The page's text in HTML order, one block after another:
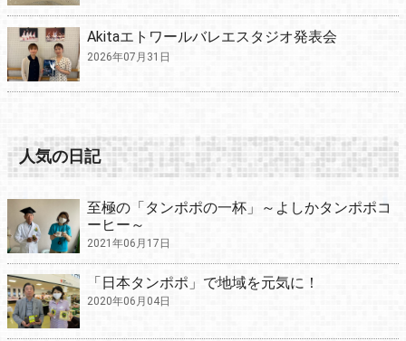
Akitaエトワールバレエスタジオ発表会
2026年07月31日
人気の日記
至極の「タンポポの一杯」～よしかタンポポコ
ーヒー～
2021年06月17日
「日本タンポポ」で地域を元気に！
2020年06月04日